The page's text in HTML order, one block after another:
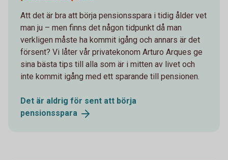
Att det är bra att börja pensionsspara i tidig ålder vet
man ju – men finns det någon tidpunkt då man
verkligen måste ha kommit igång och annars är det
försent? Vi låter vår privatekonom Arturo Arques ge
sina bästa tips till alla som är i mitten av livet och
inte kommit igång med ett sparande till pensionen.
Det är aldrig för sent att börja
pensionsspara